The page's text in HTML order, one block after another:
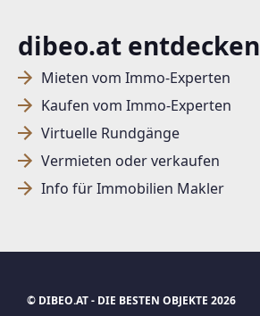
dibeo.at entdecken
Mieten vom Immo-Experten
Kaufen vom Immo-Experten
Virtuelle Rundgänge
Vermieten oder verkaufen
Info für Immobilien Makler
© DIBEO.AT - DIE BESTEN OBJEKTE 2026